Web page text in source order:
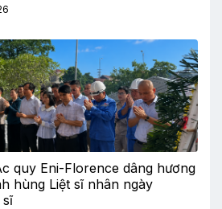
quy Eni-Florence dâng hương
hùng Liệt sĩ nhân ngày
sĩ